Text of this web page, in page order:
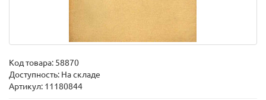
Код товара: 58870
Доступность: На складе
Артикул: 11180844